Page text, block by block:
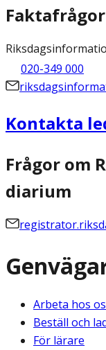
020-349 000
Kontakta
Frågor om
diarium
Arbeta hos
Beställ och
För lärare